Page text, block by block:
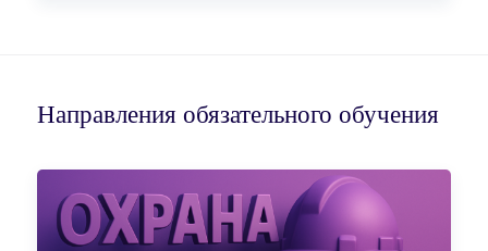
Направления обязательного обучения